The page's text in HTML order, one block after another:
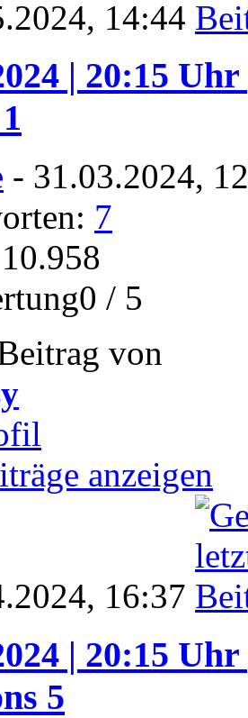
14:44
| 20:15
- 31.03.2024,
7
/ 5
von
anzeigen
16:37
| 20:15
5